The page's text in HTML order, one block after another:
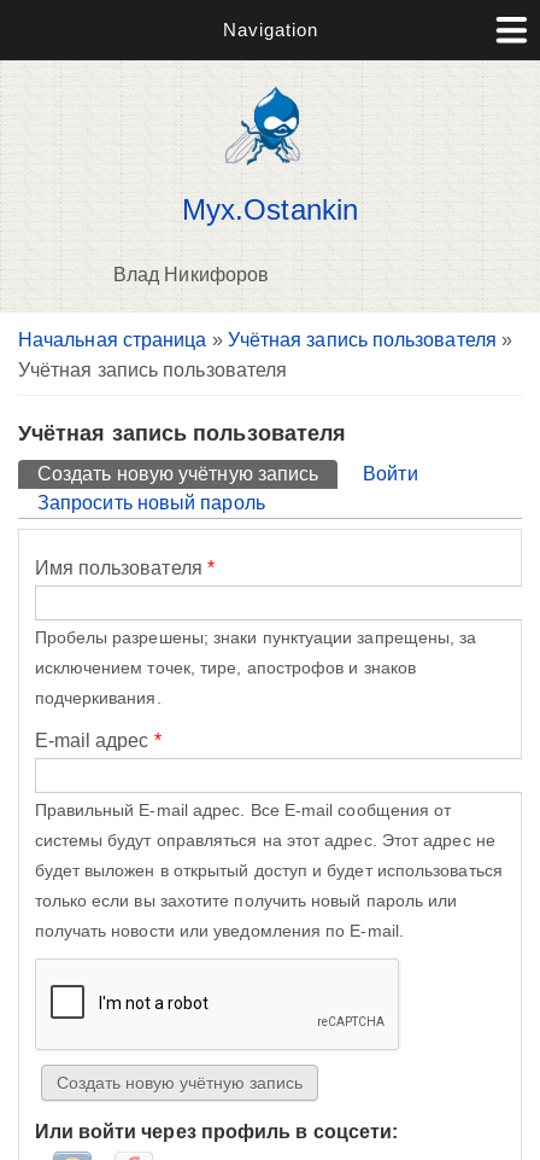
Navigation
Myx.Ostankin
Влад Никифоров
Вы здесь
Начальная страница » Учётная запись пользователя »
Учётная запись пользователя
Учётная запись пользователя
Главные вкладки
Создать новую учётную запись (активная вкладка)
Войти
Запросить новый пароль
Имя пользователя *
Пробелы разрешены; знаки пунктуации запрещены, за
исключением точек, тире, апострофов и знаков
подчеркивания.
E-mail адрес *
Правильный E-mail адрес. Все E-mail сообщения от
системы будут оправляться на этот адрес. Этот адрес не
будет выложен в открытый доступ и будет использоваться
только если вы захотите получить новый пароль или
получать новости или уведомления по E-mail.
Или войти через профиль в соцсети: